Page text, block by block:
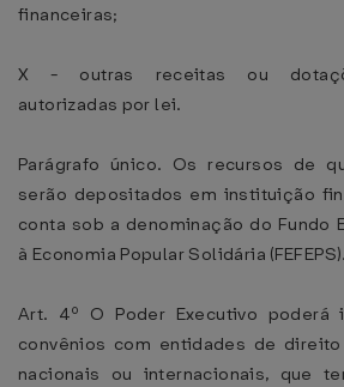
financeiras;
X - outras receitas ou
autorizadas por lei.
Parágrafo único. Os recursos de
serão depositados em instituição
conta sob a denominação do Fundo
à Economia Popular Solidária (FEFEPS).
Art. 4º O Poder Executivo poderá
convênios com entidades de
nacionais ou internacionais, que